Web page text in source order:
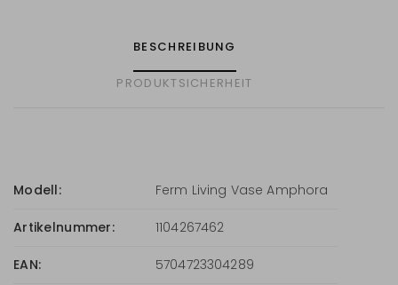
BESCHREIBUNG
PRODUKTSICHERHEIT
Modell: Ferm Living Vase Amphora
Artikelnummer: 1104267462
EAN: 5704723304289